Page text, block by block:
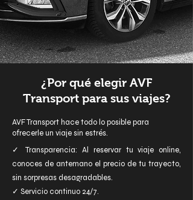
¿Por qué elegir AVF
Transport para sus viajes?
AVF Transport hace todo lo posible para
ofrecerle un viaje sin estrés.
✓ Transparencia: Al reservar tu viaje online,
conoces de antemano el precio de tu trayecto,
sin sorpresas desagradables.
✓ Servicio continuo 24/7.